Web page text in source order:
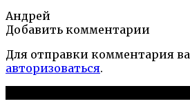
Андрей
Добавить комментарии
Для отправки комментария
авторизоваться.